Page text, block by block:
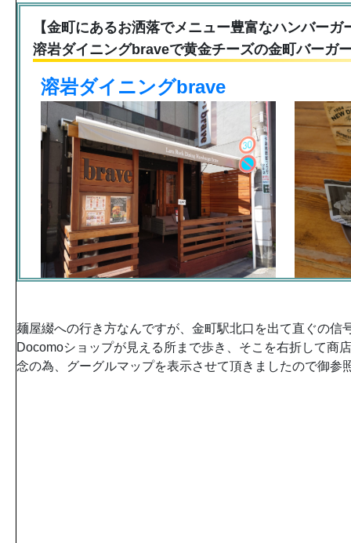
【金町にあるお洒落でメニュー豊富なハンバーガ
溶岩ダイニングbraveで黄金チーズの金町バーガ
溶岩ダイニングbrave
麺屋綴への行き方なんですが、金町駅北口を出て直ぐの信
Docomoショップが見える所まで歩き、そこを右折して商
念の為、グーグルマップを表示させて頂きましたので御参